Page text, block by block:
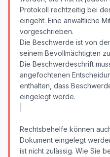
Protokoll rechtzeitig bei
eingeht. Eine anwaltliche
vorgeschrieben.
Die Beschwerde ist von
seinem Bevollmächtigten
Die Beschwerdeschrift
angefochtenen
enthalten, dass
eingelegt werde.
Rechtsbehelfe können
Dokument eingelegt
ist nicht zulässig. Wie Sie